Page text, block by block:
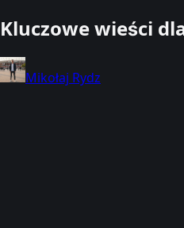
Kluczowe wieści
Mikołaj Rydz